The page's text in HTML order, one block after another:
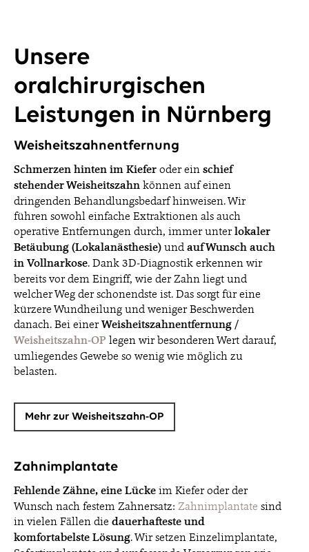
Unsere
oralchirurgischen
Leistungen in Nürnberg
Weisheitszahnentfernung
Schmerzen hinten im Kiefer oder ein schief
stehender Weisheitszahn können auf einen
dringenden Behandlungsbedarf hinweisen. Wir
führen sowohl einfache Extraktionen als auch
operative Entfernungen durch, immer unterlokaler
Betäubung (Lokalanästhesie) und auf Wunsch auch
in Vollnarkose. Dank 3D-Diagnostik erkennen wir
bereits vor dem Eingriff, wie der Zahn liegt und
welcher Weg der schonendste ist. Das sorgt für eine
kürzere Wundheilung und weniger Beschwerden
danach. Bei einerWeisheitszahnentfernung /
Weisheitszahn-OP legen wir besonderen Wert darauf,
umliegendes Gewebe so wenig wie möglich zu
belasten.
Mehr zur Weisheitszahn-OP
Zahnimplantate
Fehlende Zähne, eine Lücke im Kiefer oder der
Wunsch nach festem Zahnersatz: Zahnimplantate sind
in vielen Fällen die dauerhafteste und
komfortabelste Lösung. Wir setzen Einzelimplantate,